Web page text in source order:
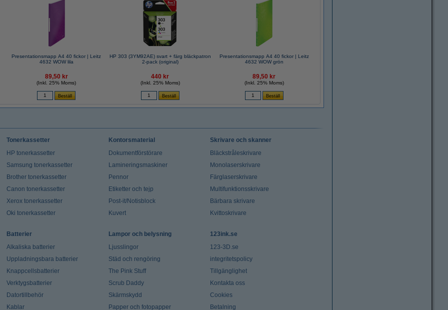
Presentationsmapp A4 40 fickor | Leitz
4632 WOW lila
89,50 kr
(Inkl. 25% Moms)
HP 303 (3YM92AE) svart + färg bläckpatron
2-pack (original)
440 kr
(Inkl. 25% Moms)
Presentationsmapp A4 40 fickor | Leitz
4632 WOW grön
89,50 kr
(Inkl. 25% Moms)
Tonerkassetter
HP tonerkassetter
Samsung tonerkassetter
Brother tonerkassetter
Canon tonerkassetter
Xerox tonerkassetter
Oki tonerkassetter
Kontorsmaterial
Dokumentförstörare
Lamineringsmaskiner
Pennor
Etiketter och tejp
Post-it/Notisblock
Kuvert
Skrivare och skanner
Bläckstråleskrivare
Monolaserskrivare
Färglaserskrivare
Multifunktionsskrivare
Bärbara skrivare
Kvittoskrivare
Batterier
Alkaliska batterier
Uppladningsbara batterier
Knappcellsbatterier
Verktygsbatterier
Datortillbehör
Kablar
Lampor och belysning
Ljusslingor
Städ och rengöring
The Pink Stuff
Scrub Daddy
Skärmskydd
Papper och fotopapper
123ink.se
123-3D.se
integritetspolicy
Tillgänglighet
Kontakta oss
Cookies
Betalning